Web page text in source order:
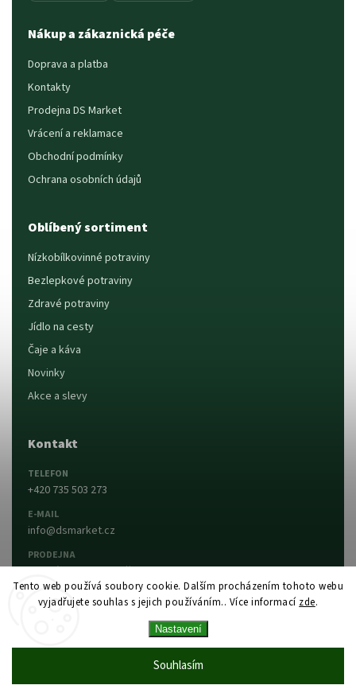
Tento web používá soubory cookie. Dalším procházením tohoto webu
vyjadřujete souhlas s jejich používáním.. Více informací zde.
Nastavení
Souhlasím
Nákup a zákaznická péče
Doprava a platba
Kontakty
Prodejna DS Market
Vrácení a reklamace
Obchodní podmínky
Ochrana osobních údajů
Oblíbený sortiment
Nízkobílkovinné potraviny
Bezlepkové potraviny
Zdravé potraviny
Jídlo na cesty
Čaje a káva
Novinky
Akce a slevy
Kontakt
TELEFON
+420 735 503 273
E-MAIL
info@dsmarket.cz
PRODEJNA
Dlouhá 90, 763 15 Slušovice
Napsat nám Prodejna a otevírací doba
Copyright 2026DS MARKET